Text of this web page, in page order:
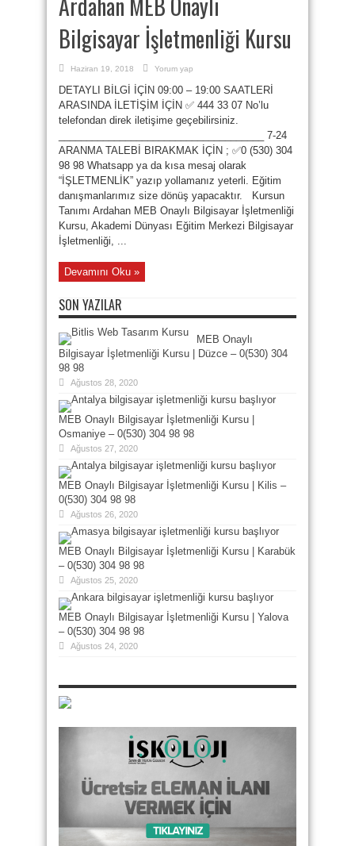
Bilgisayar İşletmenliği Kursu
Haziran 19, 2018 Yorum yap
DETAYLI BİLGİ İÇİN 09:00 – 19:00 SAATLERİ
ARASINDA İLETİŞİM İÇİN ✅ 444 33 07 No’lu
telefondan direk iletişime geçebilirsiniz.
_____________________________________ 7-24
ARANMA TALEBİ BIRAKMAK İÇİN ; ✅0 (530) 304
98 98 Whatsapp ya da kısa mesaj olarak
“İŞLETMENLİK” yazıp yollamanız yeterli. Eğitim
danışmanlarımız size dönüş yapacaktır. Kursun
Tanımı Ardahan MEB Onaylı Bilgisayar İşletmenliği
Kursu, Akademi Dünyası Eğitim Merkezi Bilgisayar
İşletmenliği, ...
Devamını Oku »
SON YAZILAR
MEB Onaylı
Bilgisayar İşletmenliği Kursu | Düzce – 0(530) 304
98 98
Ağustos 28, 2020
MEB Onaylı Bilgisayar İşletmenliği Kursu |
Osmaniye – 0(530) 304 98 98
Ağustos 27, 2020
MEB Onaylı Bilgisayar İşletmenliği Kursu | Kilis –
0(530) 304 98 98
Ağustos 26, 2020
MEB Onaylı Bilgisayar İşletmenliği Kursu | Karabük
– 0(530) 304 98 98
Ağustos 25, 2020
MEB Onaylı Bilgisayar İşletmenliği Kursu | Yalova
– 0(530) 304 98 98
Ağustos 24, 2020